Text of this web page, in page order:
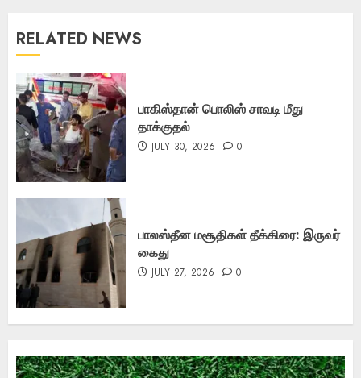
RELATED NEWS
பாகிஸ்தான் பொலிஸ் சாவடி மீது
தாக்குதல்
JULY 30, 2026 0
பாலஸ்தீன மசூதிகள் தீக்கிரை: இருவர்
கைது
JULY 27, 2026 0